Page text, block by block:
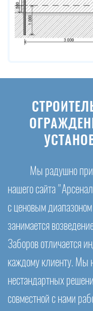
Мы радушно
нашего сайта
с ценовым
занимается
Заборов отличается
каждому клиенту. Мы
нестандартных
совместной с нами